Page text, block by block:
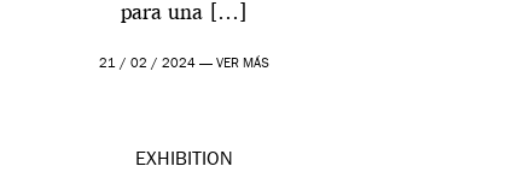
para una […]
21 / 02 / 2024 — VER MÁS
EXHIBITION